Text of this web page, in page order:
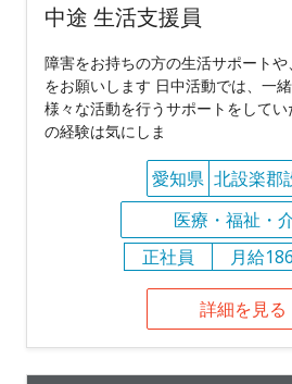
中途 生活支援員
障害をお持ちの方の生活サポート
をお願いします 日中活動では、一緒
様々な活動を行うサポートをして
の経験は気にしま
愛知県 北設楽郡
医療・福祉・
正社員
月給
詳細を見る